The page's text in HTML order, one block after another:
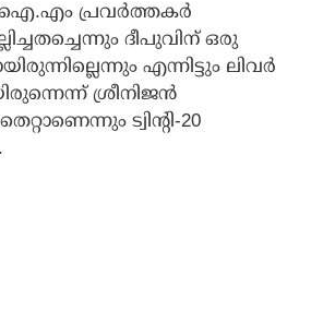
പ്രവര്‍ത്തകര്‍
ദീപുവിന് ഒരു
എന്നിട്ടും ലിവര്‍
ശ്രീനിജന്‍
ട്വിന്റി-20